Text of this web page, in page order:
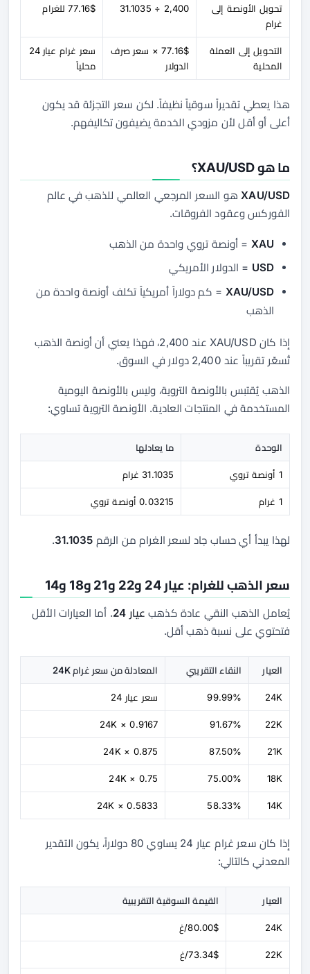
تحويل الأونصة إلى
غرام
2,400 ÷ 31.1035 77.16$ للغرام
التحويل إلى العملة
المحلية
77.16$ × سعر صرف
الدولار
سعر غرام عيار 24
محلياً
هذا يعطي تقديراً سوقياً نظيفاً. لكن سعر التجزئة قد يكون
أعلى أو أقل لأن مزودي الخدمة يضيفون تكاليفهم.
ما هو XAU/USD؟
XAU/USDهو السعر المرجعي العالمي للذهب في عالم
الفوركس وعقود الفروقات.
XAU = أونصة تروي واحدة من الذهب
USD = الدولار الأمريكي
XAU/USD = كم دولاراً أمريكياً تكلف أونصة واحدة من
الذهب
إذا كان XAU/USD عند 2,400، فهذا يعني أن أونصة الذهب
تُسعّر تقريباً عند 2,400 دولار في السوق.
الذهب يُقتبس بالأونصة التروية، وليس بالأونصة اليومية
المستخدمة في المنتجات العادية. الأونصة التروية تساوي:
الوحدة ما يعادلها
1 أونصة تروي 31.1035 غرام
1 غرام 0.03215 أونصة تروي
لهذا يبدأ أي حساب جاد لسعر الغرام من الرقم 31.1035
.
سعر الذهب للغرام: عيار 24 و22 و21 و18 و14
يُعامل الذهب النقي عادة كذهب عيار 24
. أما العيارات الأقل
فتحتوي على نسبة ذهب أقل.
العيار النقاء التقريبي المعادلة من سعر غرام 24K
24K
99.99% سعر عيار 24
22K
91.67%
24K × 0.9167
21K
87.50%
24K × 0.875
18K
75.00%
24K × 0.75
14K
58.33%
24K × 0.5833
إذا كان سعر غرام عيار 24 يساوي 80 دولاراً، يكون التقدير
المعدني كالتالي:
العيار القيمة السوقية التقريبية
24K 80.00$/غ
22K 73.34$/غ